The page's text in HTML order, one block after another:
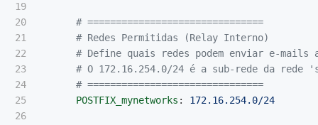
19
20
21
22
23
24
25
26
# ===============================
# Redes Permitidas (Relay Interno)
# Define quais redes podem enviar e-mails
# O 172.16.254.0/24 é a sub-rede da rede
# ===============================
POSTFIX_mynetworks : 172.16.254.0/24